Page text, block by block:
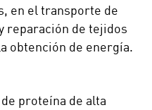
en el transporte de
reparación de tejidos
obtención de energía.
proteína de alta